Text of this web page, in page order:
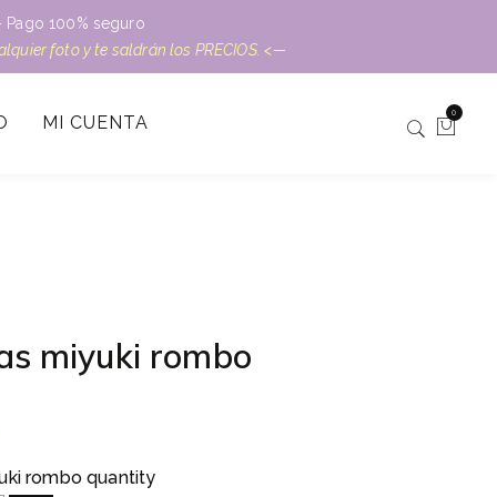
100% seguro
foto y te saldrán los PRECIOS. <—
MI CUENTA 0
miyuki rombo
rombo quantity